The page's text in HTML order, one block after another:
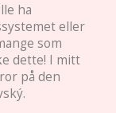
ha
eller
som
dette! I mitt
på den